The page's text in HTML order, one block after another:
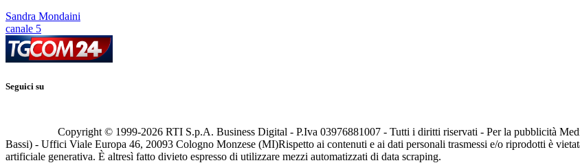
Sandra Mondaini
canale 5
Seguici su
Copyright © 1999-2026 RTI S.p.A. Business Digital - P.Iva 03976881007 - Tutti i diritti riservati - Per la pubblicità
Bassi) - Uffici Viale Europa 46, 20093 Cologno Monzese (MI)Rispetto ai contenuti e ai dati personali trasmessi e/o riprodotti è
artificiale generativa. È altresì fatto divieto espresso di utilizzare mezzi automatizzati di data scraping.